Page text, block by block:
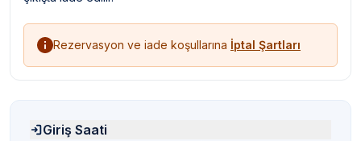
Rezervasyon ve iade koşullarına İptal Şartları
Giriş Saati